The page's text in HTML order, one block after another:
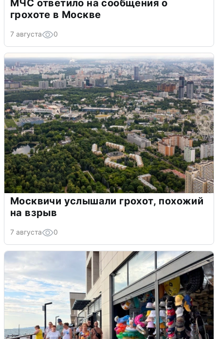
МЧС ответило на сообщения о
грохоте в Москве
7 августа 0
Москвичи услышали грохот, похожий
на взрыв
7 августа 0